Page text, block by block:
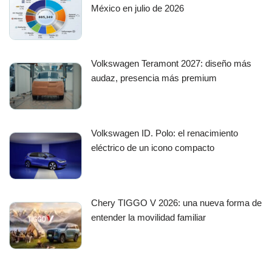
México en julio de 2026
Volkswagen Teramont 2027: diseño más
audaz, presencia más premium
Volkswagen ID. Polo: el renacimiento
eléctrico de un icono compacto
Chery TIGGO V 2026: una nueva forma de
entender la movilidad familiar